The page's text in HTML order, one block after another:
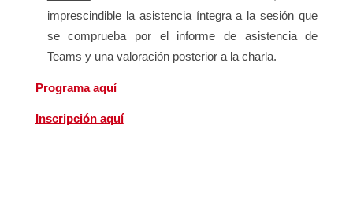
imprescindible la asistencia íntegra a la sesión que
se comprueba por el informe de asistencia de
Teams y una valoración posterior a la charla.
Programa aquí
Inscripción aquí